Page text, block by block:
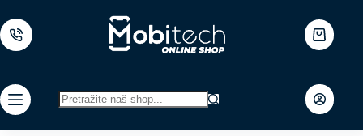
to
content
Shopping
cart
results